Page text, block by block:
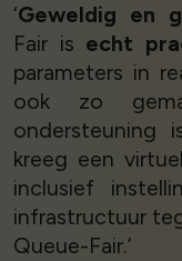
‘Geweldig en
Fair is echt
parameters in
ook zo
ondersteuning
kreeg een
inclusief
infrastructuur
Queue-Fair.’